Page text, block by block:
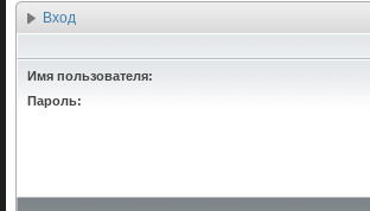
Вход
Имя пользователя:
Пароль: